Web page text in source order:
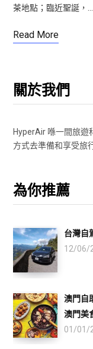
茶地點；臨近聖誕，…
Read More
關於我們
HyperAir 喺一間旅遊
方式去準備和享受旅
為你推薦
台灣自
12/06/
澳門自
澳門美
01/01/